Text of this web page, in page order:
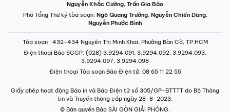
Nguyễn Khắc Cường, Trần Gia Bảo
Phó Tổng Thư ký tòa soạn: Ngô Quang Trưởng, Nguyễn Chiến Dũng,
Nguyễn Phước Bình
Tòa soạn : 432-434 Nguyễn Thị Minh Khai, Phường Bàn Cờ, TP.HCM
Điện thoại Báo SGGP: (028) 3.9294.091, 3.9294.092, 3.9294.093,
3.9294.097, 3.9294.098
Điện thoại Tòa soạn Báo Điện tử: 08 65 11 22 55
Giấy phép hoạt động Báo in và Báo Điện tử số 305/GP-BTTTT do Bộ Thông
tin và Truyền thông cấp ngày 28-8-2023.
© Bản quyền Báo SÀI GÒN GIẢI PHÓNG.